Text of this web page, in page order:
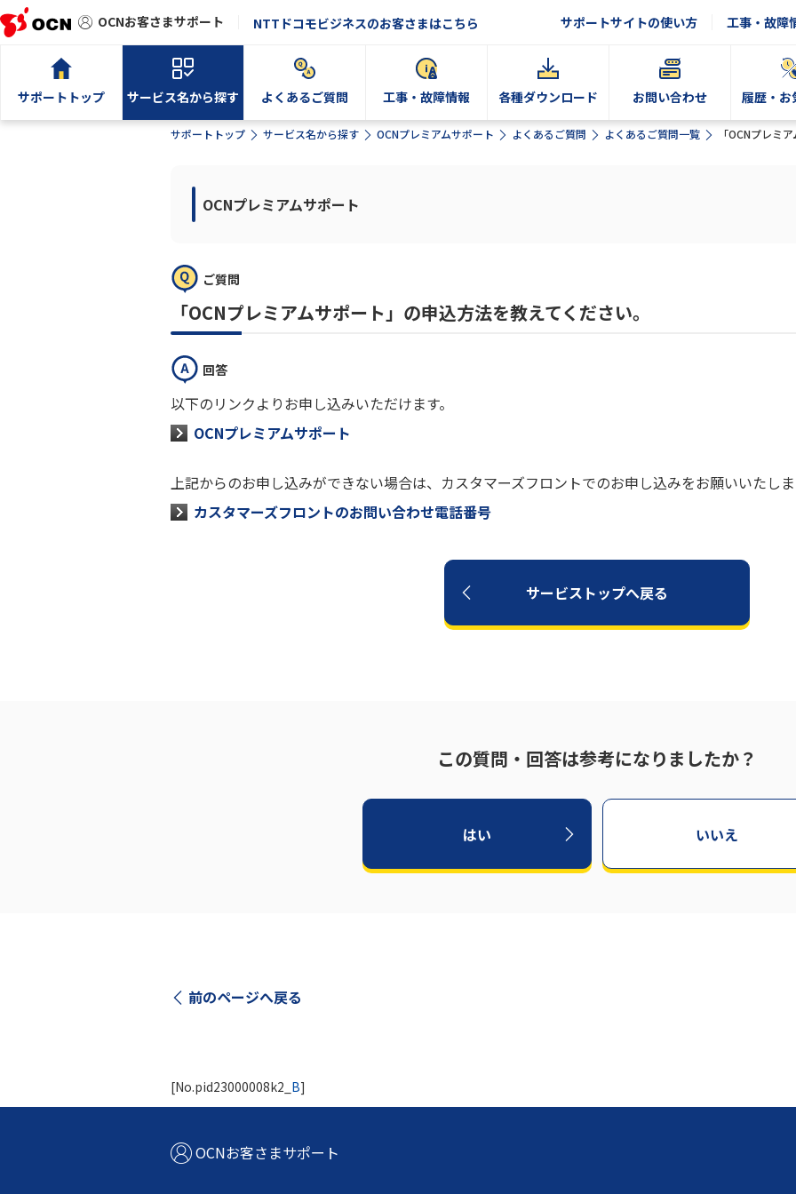
OCNお客さまサポート NTTドコモビジネスのお客さまはこちら サポートサイトの使い方 工事・故障
サポートトップ サービス名から探す よくあるご質問 工事・故障情報 各種ダウンロード お問い合わせ 履歴・お
サポートトップ サービス名から探す OCNプレミアムサポート よくあるご質問 よくあるご質問一覧 「OCNプレミ
OCNプレミアムサポート
ご質問
「OCNプレミアムサポート」の申込方法を教えてください。
回答
以下のリンクよりお申し込みいただけます。
OCNプレミアムサポート
上記からのお申し込みができない場合は、カスタマーズフロントでのお申し込みをお願いいたし
カスタマーズフロントのお問い合わせ電話番号
サービストップへ戻る
この質問・回答は参考になりましたか？
はい いいえ
前のページへ戻る
[No.pid23000008k2_ B]
OCNお客さまサポート